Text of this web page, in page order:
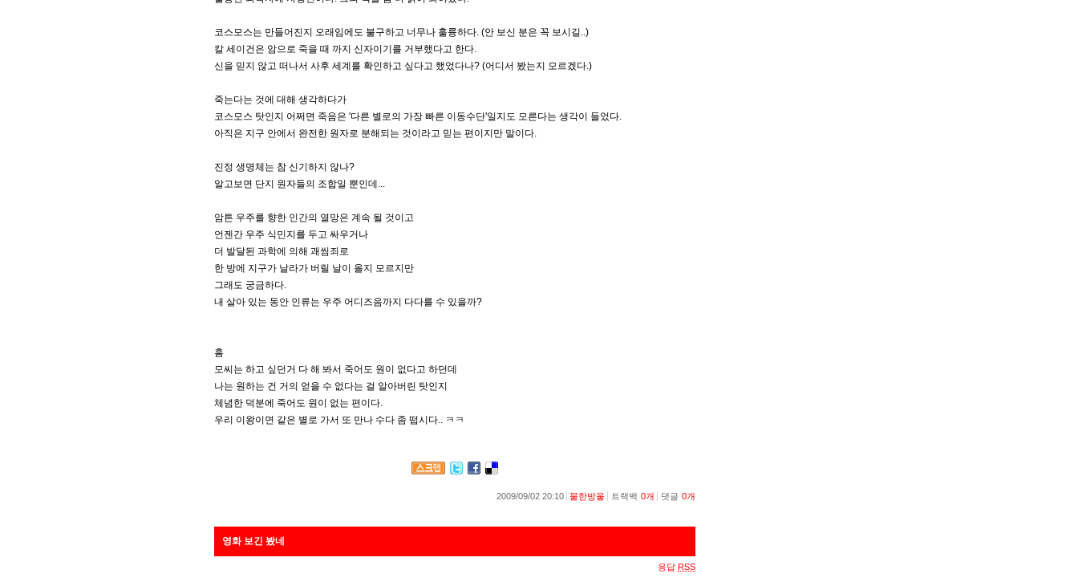
코스모스는 만들어진지 오래임에도 불구하고 너무나 훌륭하다. (안 보신 분은 꼭 보시길..)
칼 세이건은 암으로 죽을 때 까지 신자이기를 거부했다고 한다.
신을 믿지 않고 떠나서 사후 세계를 확인하고 싶다고 했었다나? (어디서 봤는지 모르겠다.)
죽는다는 것에 대해 생각하다가
코스모스 탓인지 어쩌면 죽음은 '다른 별로의 가장 빠른 이동수단'일지도 모른다는 생각이 들었다.
아직은 지구 안에서 완전한 원자로 분해되는 것이라고 믿는 편이지만 말이다.
진정 생명체는 참 신기하지 않나?
알고보면 단지 원자들의 조합일 뿐인데...
암튼 우주를 향한 인간의 열망은 계속 될 것이고
언젠간 우주 식민지를 두고 싸우거나
더 발달된 과학에 의해 괘씸죄로
한 방에 지구가 날라가 버릴 날이 올지 모르지만
그래도 궁금하다.
내 살아 있는 동안 인류는 우주 어디즈음까지 다다를 수 있을까?
흠
모씨는 하고 싶던거 다 해 봐서 죽어도 원이 없다고 하던데
나는 원하는 건 거의 얻을 수 없다는 걸 알아버린 탓인지
체념한 덕분에 죽어도 원이 없는 편이다.
우리 이왕이면 같은 별로 가서 또 만나 수다 좀 떱시다.. ㅋㅋ
2009/09/02 20:10 물한방울 트랙백 0개 댓글 0개
영화 보긴 봤네
응답 RSS